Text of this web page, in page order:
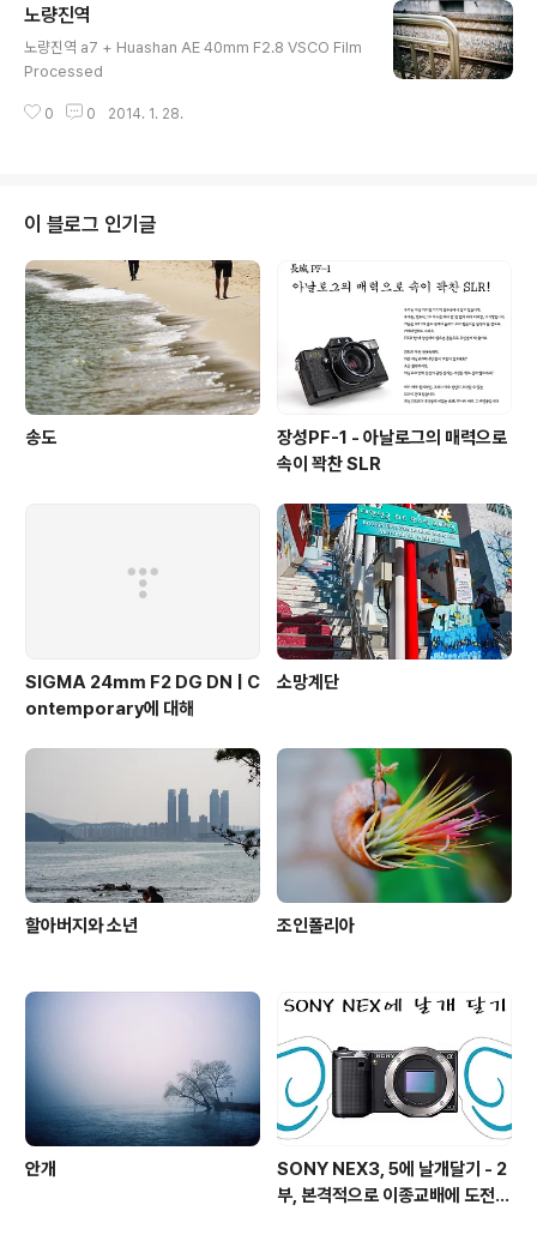
노량진역
노량진역 a7 + Huashan AE 40mm F2.8 VSCO Film
Processed
0 0 2014. 1. 28.
이 블로그 인기글
송도
장성PF-1 - 아날로그의 매력으로
속이 꽉찬 SLR
SIGMA 24mm F2 DG DN | C
ontemporary에 대해
소망계단
할아버지와 소년 조인폴리아
안개
SONY NEX3, 5에 날개달기 - 2
부, 본격적으로 이종교배에 도전하